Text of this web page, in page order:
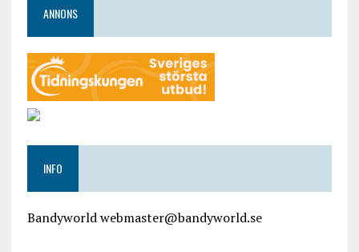
ANNONS
INFO
Bandyworld webmaster@bandyworld.se